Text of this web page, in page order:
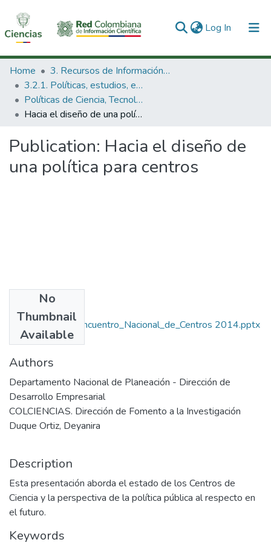
Log In (current)
Communities & Collections
All of DSpace
Statistics
Home
3. Recursos de Información Científica y Tecnológica
3.2.1. Políticas, estudios, evaluaciones e indicadores de CTeI
Políticas de Ciencia, Tecnología e Innovación
Hacia el diseño de una política para centros
Publication: Hacia el diseño de
una política para centros
No
Thumbnail
Available
1011-Deyanira Encuentro_Nacional_de_Centros 2014.pptx
(2.32 MB)
Authors
Departamento Nacional de Planeación - Dirección de
Desarrollo Empresarial
COLCIENCIAS. Dirección de Fomento a la Investigación
Duque Ortiz, Deyanira
Description
Esta presentación aborda el estado de los Centros de
Ciencia y la perspectiva de la política pública al respecto en
el futuro.
Keywords